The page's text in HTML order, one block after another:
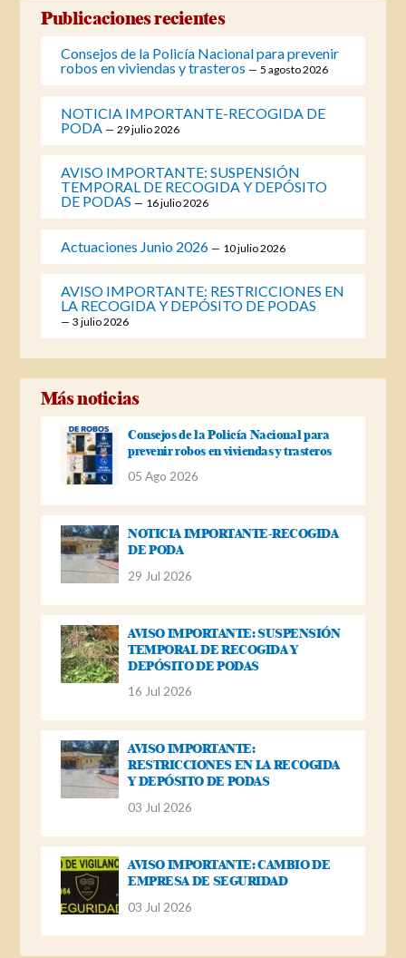
Publicaciones recientes
Consejos de la Policía Nacional para prevenir
robos en viviendas y trasteros
5 agosto 2026
NOTICIA IMPORTANTE-RECOGIDA DE
PODA
29 julio 2026
AVISO IMPORTANTE: SUSPENSIÓN
TEMPORAL DE RECOGIDA Y DEPÓSITO
DE PODAS
16 julio 2026
Actuaciones Junio 2026 10 julio 2026
AVISO IMPORTANTE: RESTRICCIONES EN
LA RECOGIDA Y DEPÓSITO DE PODAS
3 julio 2026
Más noticias
Consejos de la Policía Nacional para
prevenir robos en viviendas y trasteros
05 Ago 2026
NOTICIA IMPORTANTE-RECOGIDA
DE PODA
29 Jul 2026
AVISO IMPORTANTE: SUSPENSIÓN
TEMPORAL DE RECOGIDA Y
DEPÓSITO DE PODAS
16 Jul 2026
AVISO IMPORTANTE:
RESTRICCIONES EN LA RECOGIDA
Y DEPÓSITO DE PODAS
03 Jul 2026
AVISO IMPORTANTE: CAMBIO DE
EMPRESA DE SEGURIDAD
03 Jul 2026